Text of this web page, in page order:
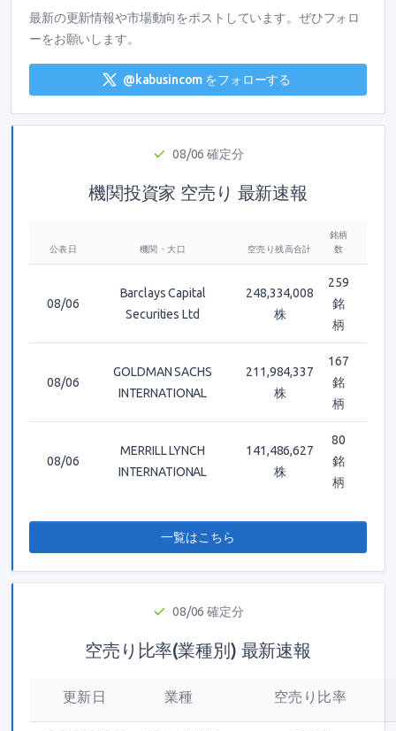
最新の更新情報や市場動向をポストしています。ぜひフォロ
ーをお願いします。
@kabusincom をフォローする
08/06 確定分
機関投資家 空売り 最新速報
公表日 機関・大口 空売り残高合計
銘柄
数
08/06
Barclays Capital
Securities Ltd
248,334,008
株
259
銘
柄
08/06
GOLDMAN SACHS
INTERNATIONAL
211,984,337
株
167
銘
柄
08/06
MERRILL LYNCH
INTERNATIONAL
141,486,627
株
80
銘
柄
一覧はこちら
08/06 確定分
空売り比率(業種別) 最新速報
更新日 業種 空売り比率